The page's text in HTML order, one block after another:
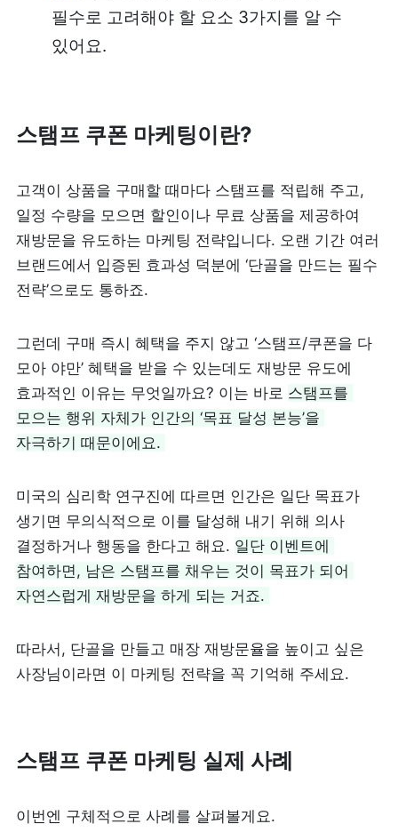
사업 제휴 문의
필수로 고려해야 할 요소 3가지를 알 수
있어요.
스탬프 쿠폰 마케팅이란?
고객이 상품을 구매할 때마다 스탬프를 적립해 주고,
일정 수량을 모으면 할인이나 무료 상품을 제공하여
재방문을 유도하는 마케팅 전략입니다. 오랜 기간 여러
브랜드에서 입증된 효과성 덕분에 ‘단골을 만드는 필수
전략’으로도 통하죠.
그런데 구매 즉시 혜택을 주지 않고 ‘스탬프/쿠폰을 다
모아 야만’ 혜택을 받을 수 있는데도 재방문 유도에
효과적인 이유는 무엇일까요? 이는 바로 스탬프를
모으는 행위 자체가 인간의 ‘목표 달성 본능’을
자극하기 때문이에요.
미국의 심리학 연구진에 따르면 인간은 일단 목표가
생기면 무의식적으로 이를 달성해 내기 위해 의사
결정하거나 행동을 한다고 해요. 일단 이벤트에
참여하면, 남은 스탬프를 채우는 것이 목표가 되어
자연스럽게 재방문을 하게 되는 거죠.
따라서, 단골을 만들고 매장 재방문율을 높이고 싶은
사장님이라면 이 마케팅 전략을 꼭 기억해 주세요.
스탬프 쿠폰 마케팅 실제 사례
이번엔 구체적으로 사례를 살펴볼게요.